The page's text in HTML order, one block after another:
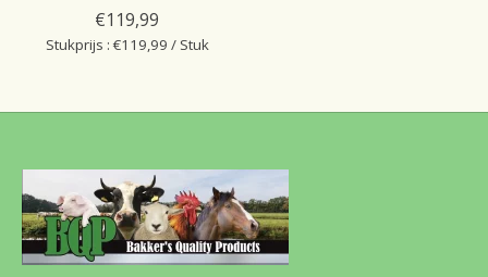
€119,99
Stukprijs : €119,99 / Stuk